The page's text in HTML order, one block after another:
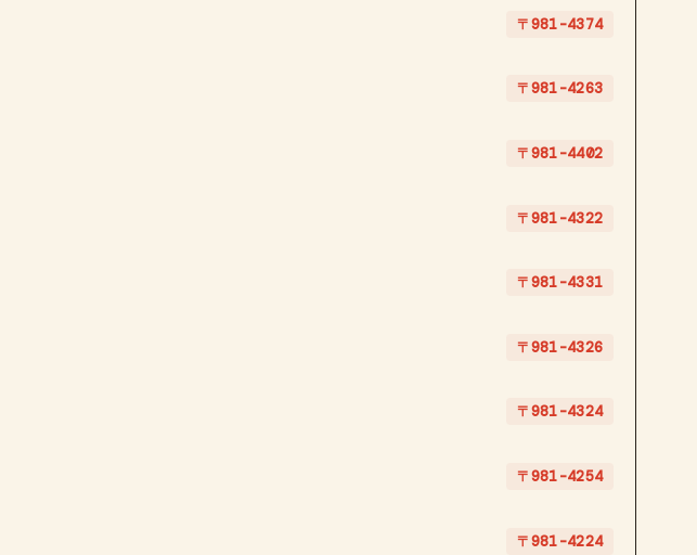
〒981-4374
〒981-4263
〒981-4402
〒981-4322
〒981-4331
〒981-4326
〒981-4324
〒981-4254
〒981-4224